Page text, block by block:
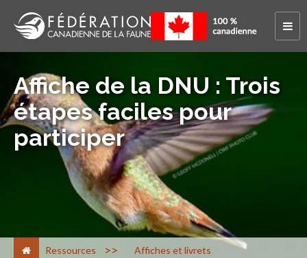
Affiche de la DNU : Trois
étapes faciles pour
participer
Ressources > Affiches et livrets